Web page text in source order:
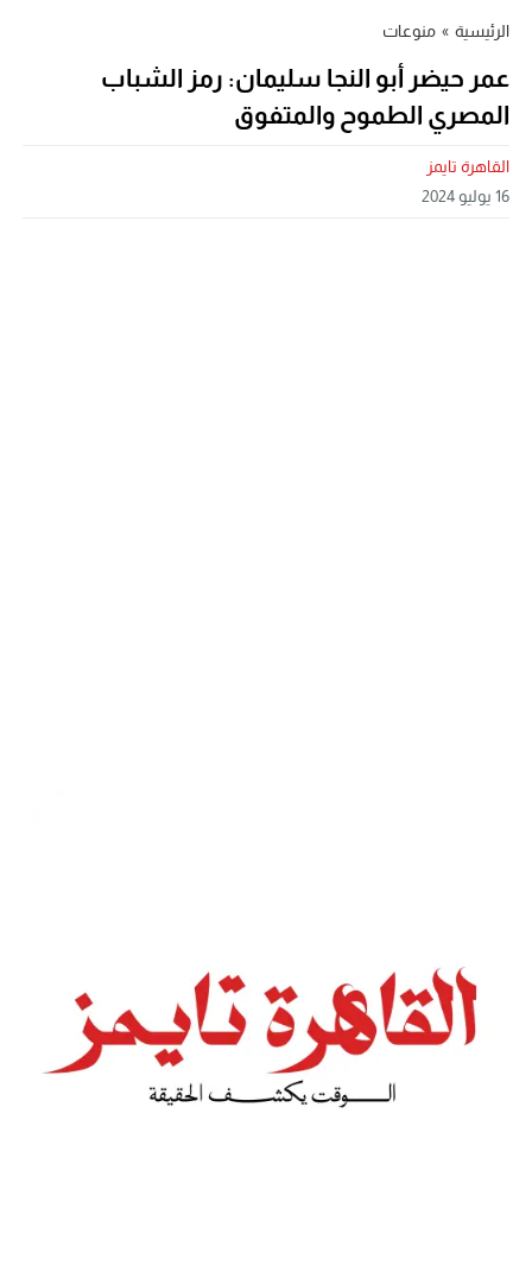
الرئيسية » منوعات
عمر حيضر أبو النجا سليمان: رمز الشباب
المصري الطموح والمتفوق
القاهرة تايمز
16 يوليو 2024